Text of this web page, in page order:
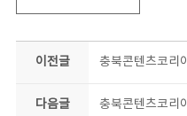
이전글
다음글 충북콘텐츠코리